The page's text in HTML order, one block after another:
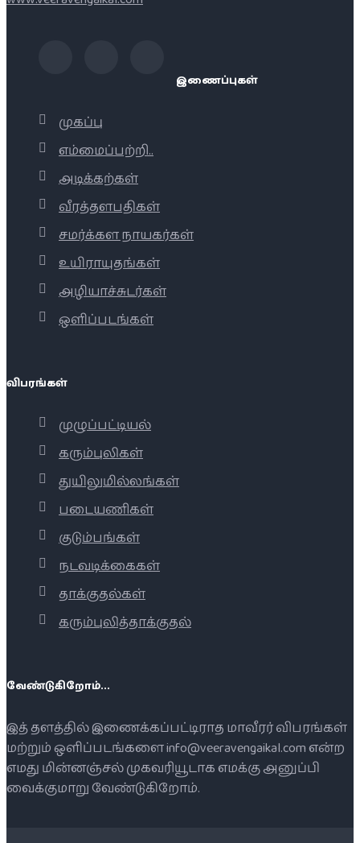
இணைப்புகள்
முகப்பு
எம்மைப்பற்றி..
அடிக்கற்கள்
வீரத்தளபதிகள்
சமர்க்கள நாயகர்கள்
உயிராயுதங்கள்
அழியாச்சுடர்கள்
ஒளிப்படங்கள்
விபரங்கள்
முழுப்பட்டியல்
கரும்புலிகள்
துயிலுமில்லங்கள்
படையணிகள்
குடும்பங்கள்
நடவடிக்கைகள்
தாக்குதல்கள்
கரும்புலித்தாக்குதல்
வேண்டுகிறோம்...
இத் தளத்தில் இணைக்கப்பட்டிராத மாவீரர் விபரங்கள்
மற்றும் ஒளிப்படங்களை info@veeravengaikal.com என்ற
எமது மின்னஞ்சல் முகவரியூடாக எமக்கு அனுப்பி
வைக்குமாறு வேண்டுகிறோம்.